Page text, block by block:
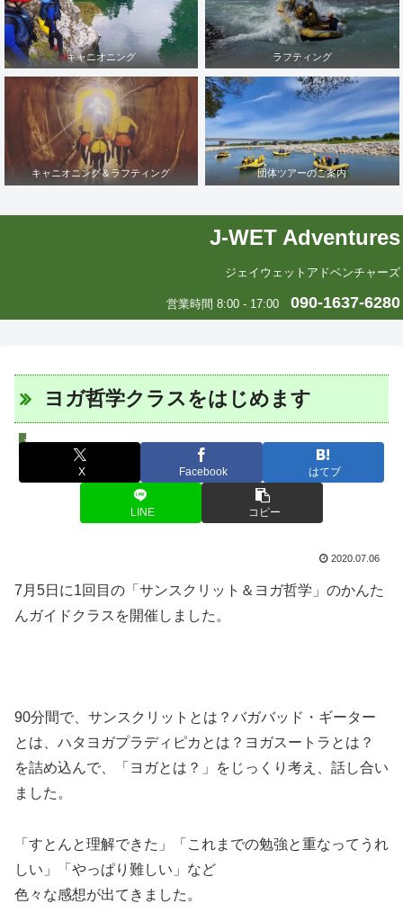
キャニオニング ラフティング
キャニオニング＆ラフティング 団体ツアーのご案内
J-WET Adventures
ジェイウェットアドベンチャーズ
営業時間 8:00 - 17:00 090-1637-6280
ヨガ哲学クラスをはじめます
J-WETインド支部～ヨガのこころ～
X Facebook はてブ
LINE コピー
2020.07.06
7月5日に1回目の「サンスクリット＆ヨガ哲学」のかんた
んガイドクラスを開催しました。
90分間で、サンスクリットとは？バガバッド・ギーター
とは、ハタヨガプラディピカとは？ヨガスートラとは？
を詰め込んで、「ヨガとは？」をじっくり考え、話し合い
ました。
「すとんと理解できた」「これまでの勉強と重なってうれ
しい」「やっぱり難しい」など
色々な感想が出てきました。